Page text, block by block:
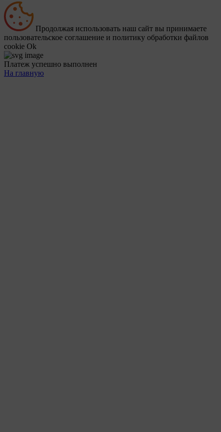
Продолжая использовать наш сайт вы принимаете
пользовательское соглашение и политику обработки файлов
cookie Ok
Платеж успешно выполнен
На главную